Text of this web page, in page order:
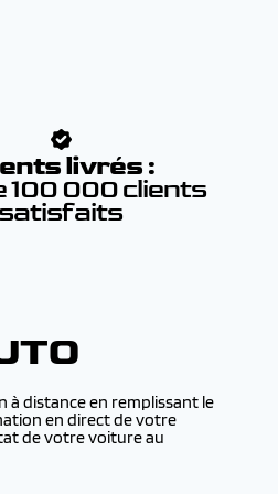
livrés :
100 000 clients
satisfaits
à distance en remplissant le
en direct de votre
de votre voiture au